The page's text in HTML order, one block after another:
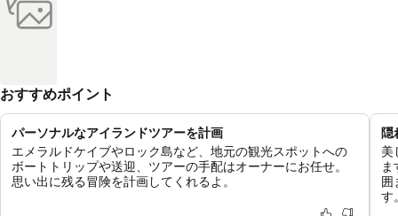
おすすめポイント
パーソナルなアイランドツアーを計画
エメラルドケイブやロック島など、地元の観光スポットへの
ボートトリップや送迎、ツアーの手配はオーナーにお任せ。
思い出に残る冒険を計画してくれるよ。
隠
美
囲
す